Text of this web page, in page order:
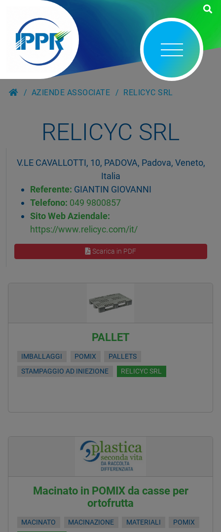
AZIENDE ASSOCIATE RELICYC SRL
RELICYC SRL
V.LE CAVALLOTTI, 10, PADOVA, Padova, Veneto,
Italia
Referente: GIANTIN GIOVANNI
Telefono: 049 9800857
Sito Web Aziendale:
https://www.relicyc.com/it/
Scarica in PDF
PALLET
IMBALLAGGI POMIX
PALLETS
STAMPAGGIO AD INIEZIONE
RELICYC SRL
Macinato in POMIX da casse per
ortofrutta
MACINATO MACINAZIONE MATERIALI
POMIX